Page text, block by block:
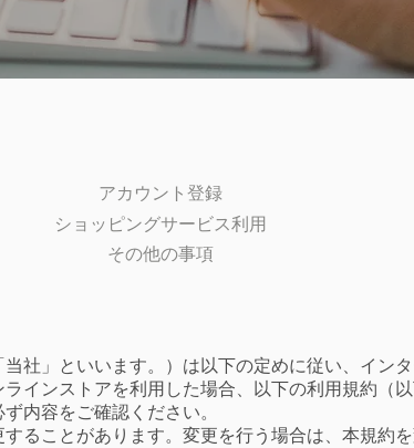
アカウント登録
ショッピングサービス利用
その他の事項
社」といいます。）は以下の定めに従い、イン
インストアを利用した場合、以下の利用規約（
内容をご確認ください。
ることがあります。変更を行う場合は、本規約